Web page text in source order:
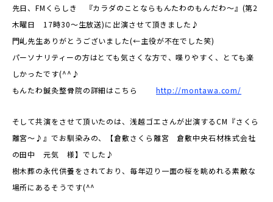
先日、FMくらしき 『カラダのことならもんたわのもんだわ～』(第2
木曜日 17時30～生放送)に出演させて頂きました♪
門乢先生ありがとうございました(←主役が不在でした笑)
パーソナリティーの方はとても気さくな方で、喋りやすく、とても楽
しかったです(^^♪
もんたわ鍼灸整骨院の詳細はこちら
http://montawa.com/
そして共演をさせて頂いたのは、浅越ゴエさんが出演するCM『さくら
離宮～♪』でお馴染みの、【倉敷さくら離宮 倉敷中央石材株式会社
の田中 元気 様】でした♪
樹木葬の永代供養をされており、毎年辺り一面の桜を眺めれる素敵な
場所にあるそうです(^^